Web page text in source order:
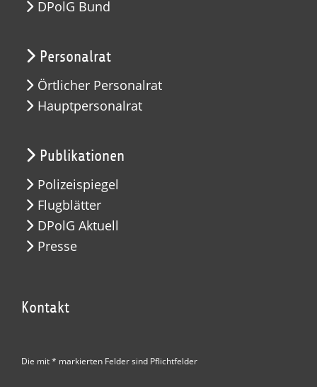
DPolG Bund
Personalrat
Örtlicher Personalrat
Hauptpersonalrat
Publikationen
Polizeispiegel
Flugblätter
DPolG Aktuell
Presse
Kontakt
Die mit * markierten Felder sind Pflichtfelder